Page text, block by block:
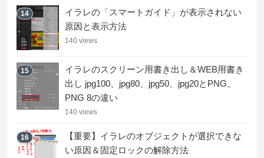
14
イラレの「スマートガイド」が表示されない
原因と表示方法
140 views
15
イラレのスクリーン用書き出し＆WEB用書き
出し jpg100、jpg80、jpg50、jpg20とPNG、
PNG 8の違い
140 views
16
【重要】イラレのオブジェクトが選択できな
い原因＆固定ロックの解除方法